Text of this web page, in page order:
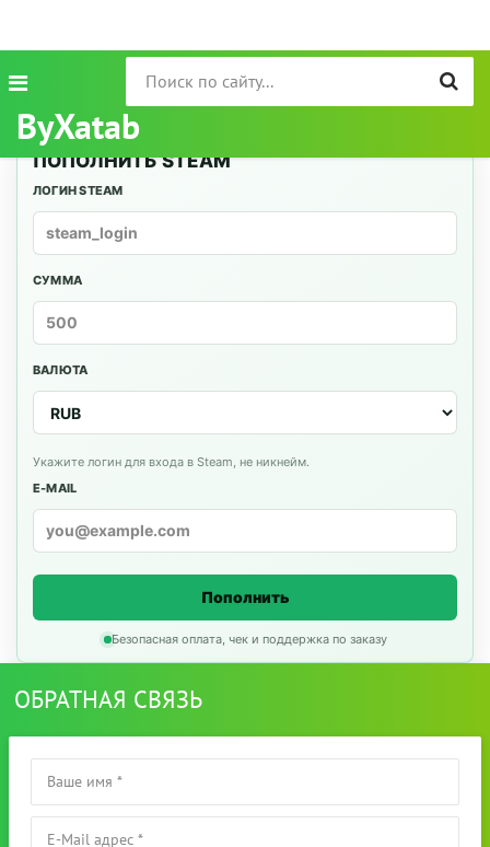
ByXatab
ПОПОЛНИТЬ STEAM
ЛОГИН STEAM
СУММА
ВАЛЮТА
Укажите логин для входа в Steam, не никнейм.
E-MAIL
Пополнить
Безопасная оплата, чек и поддержка по заказу
ОБРАТНАЯ СВЯЗЬ